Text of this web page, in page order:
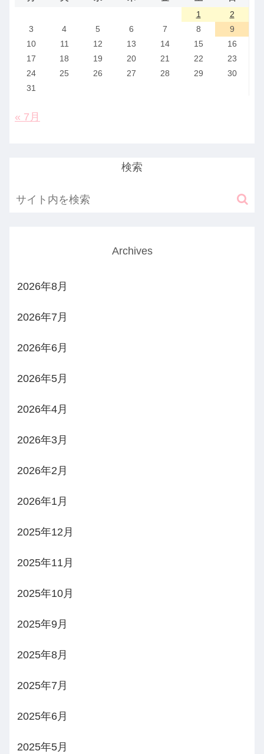
1
2
3
4 5 6 7 8
9
10
11 12 13 14 15
16
17
18 19 20 21 22
23
24
25 26 27 28 29
30
31
« 7月
検索
Archives
2026年8月
2026年7月
2026年6月
2026年5月
2026年4月
2026年3月
2026年2月
2026年1月
2025年12月
2025年11月
2025年10月
2025年9月
2025年8月
2025年7月
2025年6月
2025年5月